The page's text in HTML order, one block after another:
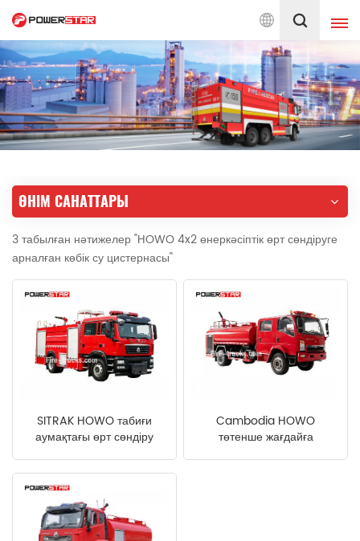
өрт сөндіру автокөліктеріне қызмет көрсетуге берілген
Қазақ
English français
Deutsch русский
português
العربية 日本語
한국의 Türkçe
Melayu ไทย
Tiếng Việt Indonesia
Filipino မြန်မာ
српски
ӨНІМ САНАТТАРЫ
3 табылған нәтижелер "HOWO 4x2 өнеркәсіптік өрт сөндіруге
арналған көбік су цистернасы"
SITRAK HOWO табиғи
аумақтағы өрт сөндіру
Cambodia HOWO
төтенше жағдайға